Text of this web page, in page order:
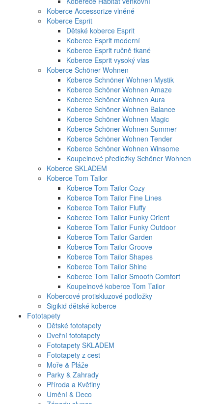
Koberce Accessorize vlněné
Koberce Esprit
Dětské koberce Esprit
Koberce Esprit moderní
Koberce Esprit ručně tkané
Koberce Esprit vysoký vlas
Koberce Schöner Wohnen
Koberce Schnöner Wohnen Mystik
Koberce Schöner Wohnen Amaze
Koberce Schöner Wohnen Aura
Koberce Schöner Wohnen Balance
Koberce Schöner Wohnen Magic
Koberce Schöner Wohnen Summer
Koberce Schöner Wohnen Tender
Koberce Schöner Wohnen Winsome
Koupelnové předložky Schöner Wohnen
Koberce SKLADEM
Koberce Tom Tailor
Koberce Tom Tailor Cozy
Koberce Tom Tailor Fine Lines
Koberce Tom Tailor Fluffy
Koberce Tom Tailor Funky Orient
Koberce Tom Tailor Funky Outdoor
Koberce Tom Tailor Garden
Koberce Tom Tailor Groove
Koberce Tom Tailor Shapes
Koberce Tom Tailor Shine
Koberce Tom Tailor Smooth Comfort
Koupelnové koberce Tom Tailor
Kobercové protiskluzové podložky
Sigikid dětské koberce
Fototapety
Dětské fototapety
Dveřní fototapety
Fototapety SKLADEM
Fototapety z cest
Moře & Pláže
Parky & Zahrady
Příroda a Květiny
Umění & Deco